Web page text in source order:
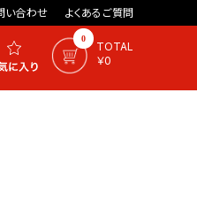
い合わせ よくあるご質問
0
TOTAL
￥0